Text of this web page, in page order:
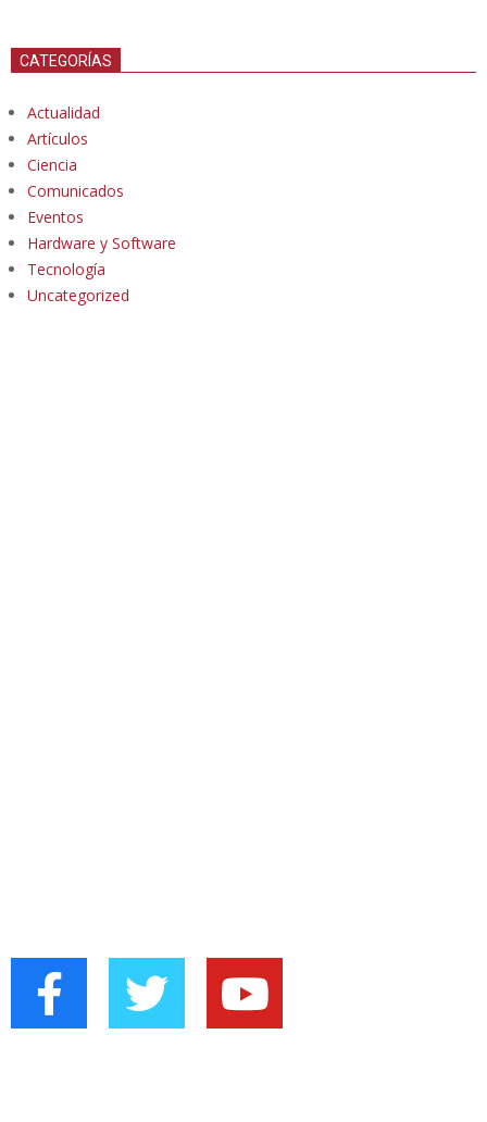
CATEGORÍAS
Actualidad
Artículos
Ciencia
Comunicados
Eventos
Hardware y Software
Tecnología
Uncategorized